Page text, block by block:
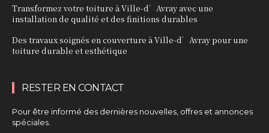
Transformez votre toiture à Ville-d’Avray avec une
installation de qualité et des finitions durables
Des travaux soignés en couverture à Ville-d’Avray pour une
toiture durable et esthétique
RESTER EN CONTACT
Pour être informé des dernières nouvelles, offres et annonces
spéciales.